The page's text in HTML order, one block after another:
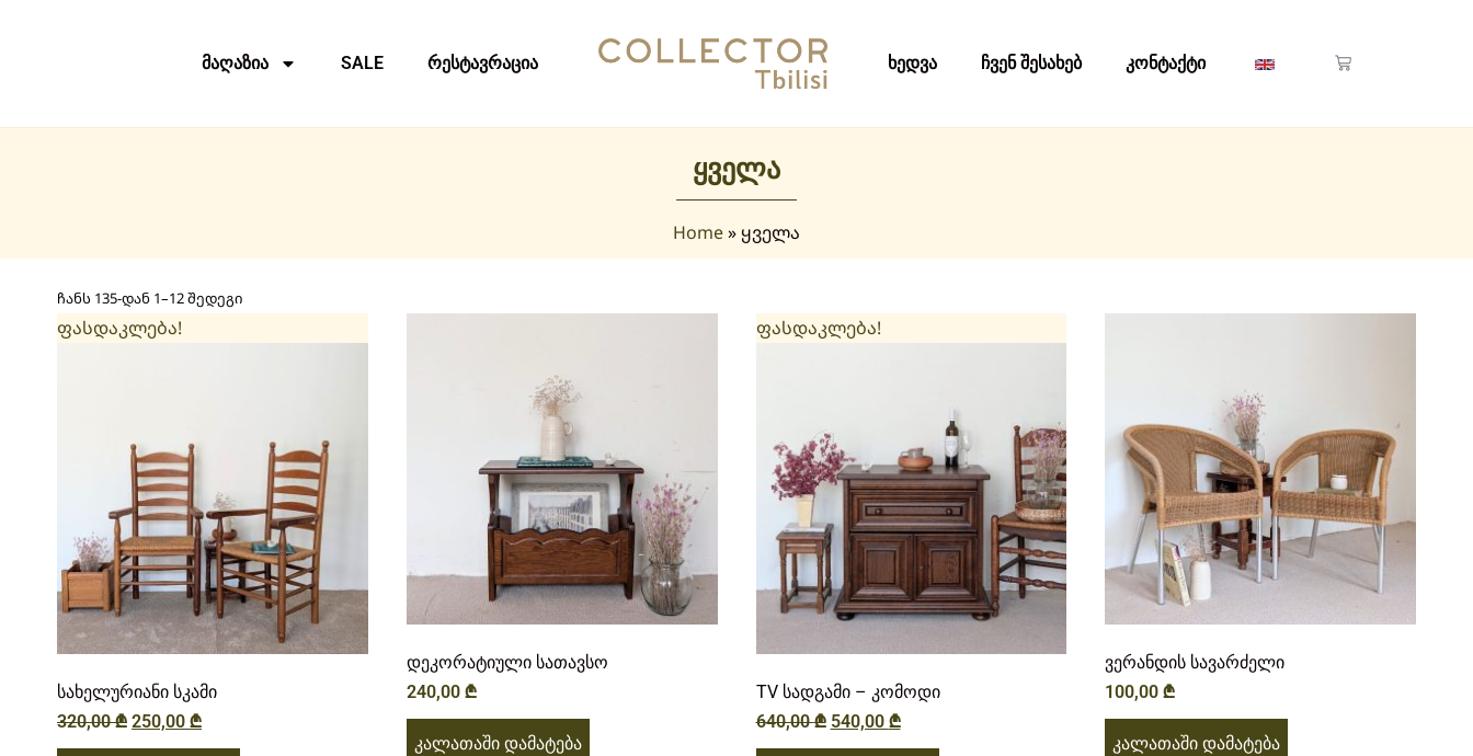
მაღაზია SALE რესტავრაცია ხედვა ჩვენ შესახებ კონტაქტი
ყველა
Home» ყველა
ჩანს 135-დან 1–12 შედეგი
ფასდაკლება!
სახელურიანი სკამი
320,00₾ 250,00 ₾
დეკორატიული სათავსო
240,00 ₾
კალათაში დამატება
ფასდაკლება!
TV სადგამი – კომოდი
640,00₾ 540,00 ₾
ვერანდის სავარძელი
100,00₾
კალათაში დამატება